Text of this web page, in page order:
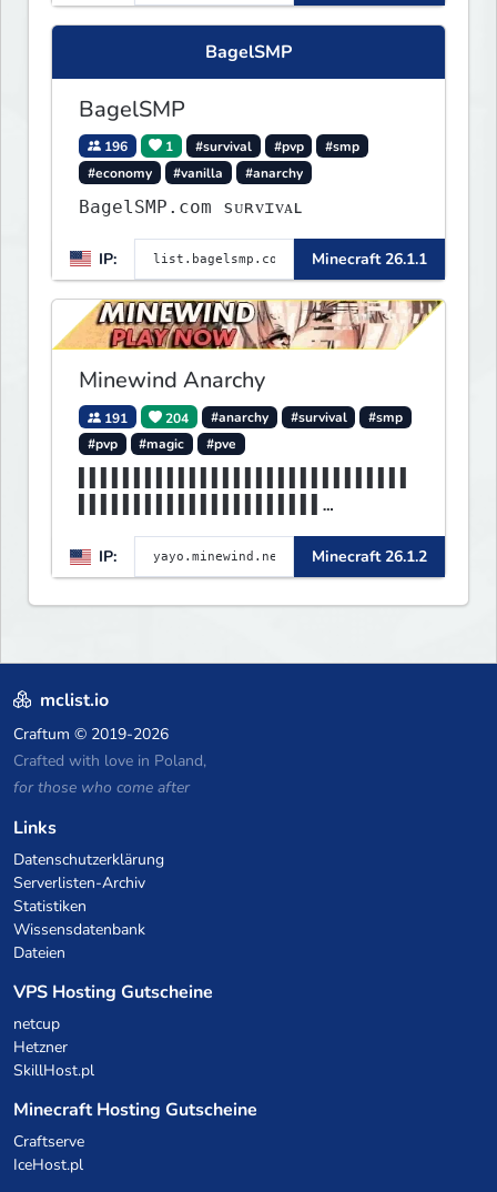
warships, guns and more.
building cities that the world
BagelSMP
BagelSMP
196 1 #survival #pvp
#smp
#economy
#vanilla #anarchy
BagelSMP.com ѕᴜʀᴠɪᴠᴀʟ
IP: Minecraft 26.1.1
Minewind Anarchy
191 204 #anarchy #survival
#smp
#pvp
#magic #pve
▌▌▌▌▌▌▌▌▌▌▌▌▌▌▌▌▌▌▌▌▌▌▌▌▌▌▌▌▌▌
▌▌▌MINEWIND▌▌▌▌▌▌▌▌▌▌▌
IP: Minecraft 26.1.2
mclist.io
Craftum © 2019-2026
Crafted with love in Poland,
for those who come after
Links
Datenschutzerklärung
Serverlisten-Archiv
Statistiken
Wissensdatenbank
Dateien
VPS Hosting Gutscheine
netcup
Hetzner
SkillHost.pl
Minecraft Hosting Gutscheine
Craftserve
IceHost.pl